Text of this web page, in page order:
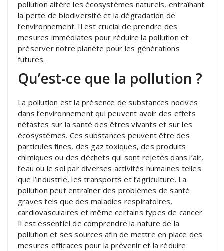
pollution altère les écosystèmes naturels, entraînant
la perte de biodiversité et la dégradation de
l’environnement. Il est crucial de prendre des
mesures immédiates pour réduire la pollution et
préserver notre planète pour les générations
futures.
Qu’est-ce que la pollution ?
La pollution est la présence de substances nocives
dans l’environnement qui peuvent avoir des effets
néfastes sur la santé des êtres vivants et sur les
écosystèmes. Ces substances peuvent être des
particules fines, des gaz toxiques, des produits
chimiques ou des déchets qui sont rejetés dans l’air,
l’eau ou le sol par diverses activités humaines telles
que l’industrie, les transports et l’agriculture. La
pollution peut entraîner des problèmes de santé
graves tels que des maladies respiratoires,
cardiovasculaires et même certains types de cancer.
Il est essentiel de comprendre la nature de la
pollution et ses sources afin de mettre en place des
mesures efficaces pour la prévenir et la réduire.